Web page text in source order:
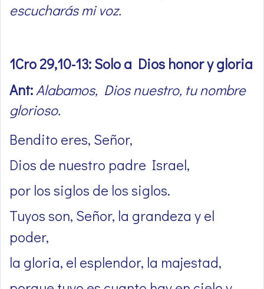
escucharás mi voz.
1Cro 29,10-13: Solo a Dios honor y gloria
Ant:Alabamos, Dios nuestro, tu nombre
glorioso.
Bendito eres, Señor,
Dios de nuestro padre Israel,
por los siglos de los siglos.
Tuyos son, Señor, la grandeza y el
poder,
la gloria, el esplendor, la majestad,